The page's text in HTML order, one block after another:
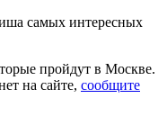
самых интересных
пройдут в Москве.
на сайте, сообщите